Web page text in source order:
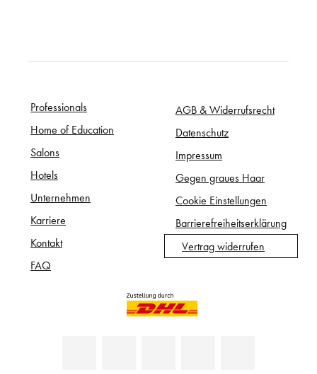
Professionals
Home of Education
Salons
Hotels
Unternehmen
Karriere
Kontakt
FAQ
AGB & Widerrufsrecht
Datenschutz
Impressum
Gegen graues Haar
Cookie Einstellungen
Barrierefreiheitserklärung
Vertrag widerrufen